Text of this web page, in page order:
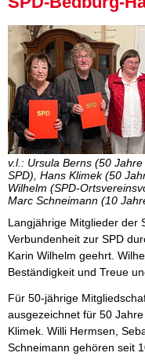
v.l.: Ursula Berns (50
SPD), Hans Klimek (50
Wilhelm (SPD-
Marc Schneimann (10
Langjährige Mitglieder der
Verbundenheit zur SPD
Karin Wilhelm geehrt.
Beständigkeit und Treue
Für 50-jährige
ausgezeichnet für 50
Klimek. Willi Hermsen,
Schneimann gehören seit